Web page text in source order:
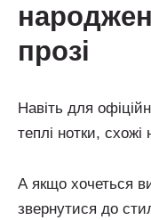
прозі
Навіть для
теплі нотки, схожі
А якщо хочеться
звернутися до